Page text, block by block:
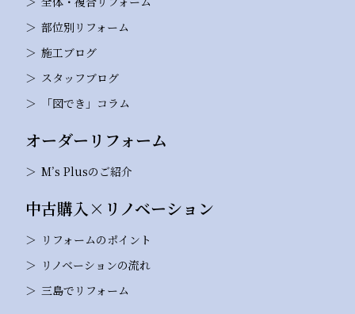
部位別リフォーム
施工ブログ
スタッフブログ
「図でき」コラム
オーダーリフォーム
M’s Plusのご紹介
中古購入×リノベーション
リフォームのポイント
リノベーションの流れ
三島でリフォーム